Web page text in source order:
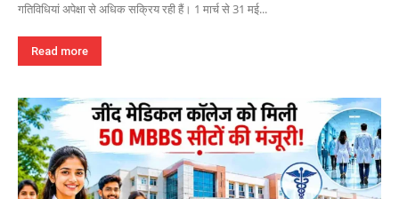
गतिविधियां अपेक्षा से अधिक सक्रिय रही हैं। 1 मार्च से 31 मई...
Read more